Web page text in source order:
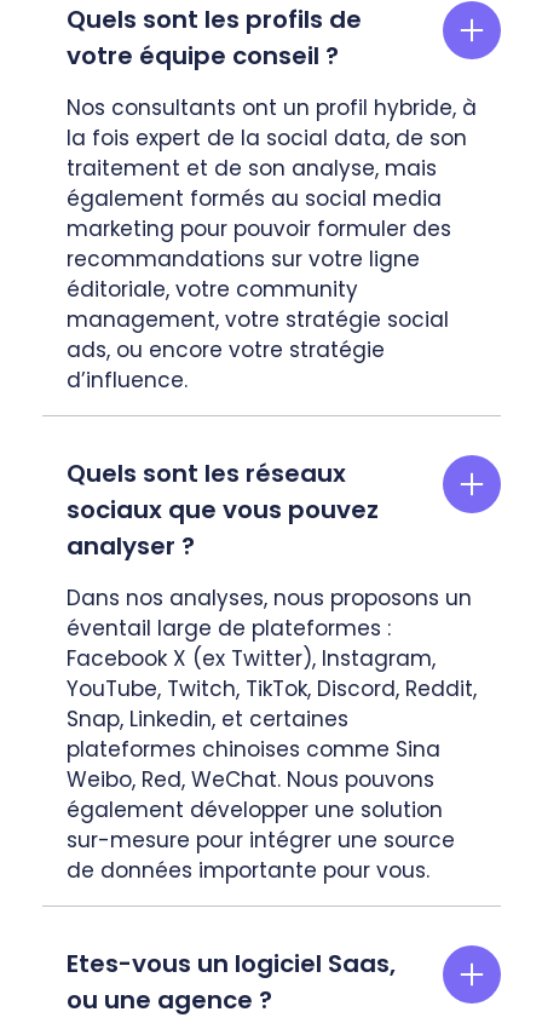
Quels sont les profils de
votre équipe conseil ?
Nos consultants ont un profil hybride, à
la fois expert de la social data, de son
traitement et de son analyse, mais
également formés au social media
marketing pour pouvoir formuler des
recommandations sur votre ligne
éditoriale, votre community
management, votre stratégie social
ads, ou encore votre stratégie
d’influence.
Quels sont les réseaux
sociaux que vous pouvez
analyser ?
Dans nos analyses, nous proposons un
éventail large de plateformes :
Facebook X (ex Twitter), Instagram,
YouTube, Twitch, TikTok, Discord, Reddit,
Snap, Linkedin, et certaines
plateformes chinoises comme Sina
Weibo, Red, WeChat. Nous pouvons
également développer une solution
sur-mesure pour intégrer une source
de données importante pour vous.
Etes-vous un logiciel Saas,
ou une agence ?